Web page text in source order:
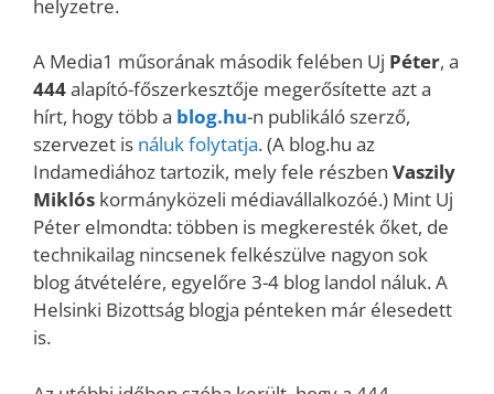
helyzetre.
A Media1 műsorának második felében Uj Péter, a
444alapító-főszerkesztője megerősítette azt a
hírt, hogy több a blog.hu-n publikáló szerző,
szervezet is náluk folytatja. (A blog.hu az
Indamediához tartozik, mely fele részben Vaszily
Miklós kormányközeli médiavállalkozóé.) Mint Uj
Péter elmondta: többen is megkeresték őket, de
technikailag nincsenek felkészülve nagyon sok
blog átvételére, egyelőre 3-4 blog landol náluk. A
Helsinki Bizottság blogja pénteken már élesedett
is.